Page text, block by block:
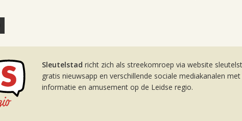
Sleutelstad richt zich als streekomroep via website
gratis nieuwsapp en verschillende sociale mediakanalen
informatie en amusement op de Leidse regio.